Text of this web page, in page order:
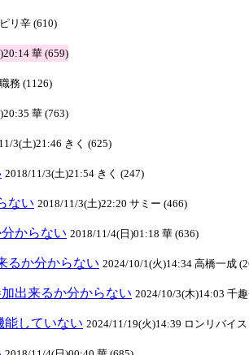
リ辛 (610)
華 (659)
務 (1126)
華 (763)
3(土)21:46 きく (625)
2018/11/3(土)21:54 きく (247)
ない 2018/11/3(土)22:20 サミー (466)
からない 2018/11/4(日)01:18 華 (636)
るか分からない 2024/10/1(火)14:34 高橋一成
出来るか分からない 2024/10/3(木)14:03 千
能していない 2024/11/19(火)14:39 ロンリバイス